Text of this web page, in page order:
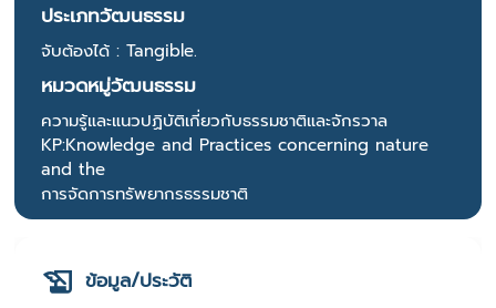
ประเภทวัฒนธรรม
จับต้องได้ : Tangible.
หมวดหมู่วัฒนธรรม
ความรู้และแนวปฏิบัติเกี่ยวกับธรรมชาติและจักรวาล
KP:Knowledge and Practices concerning nature
and the
การจัดการทรัพยากรธรรมชาติ
ข้อมูล/ประวัติ